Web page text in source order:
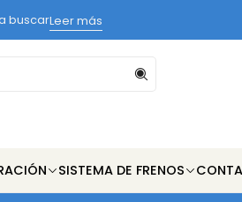
SISTEMA DE FRENOS
buscarLeer más